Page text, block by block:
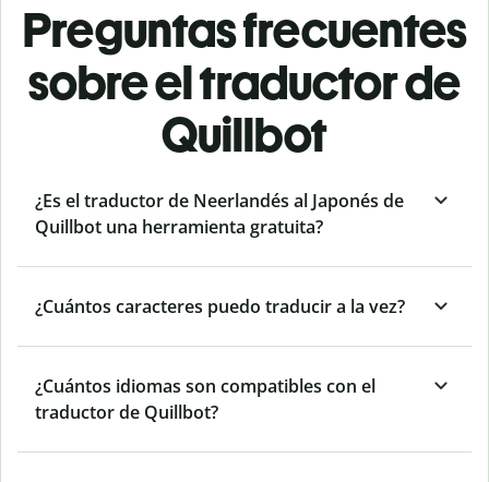
Preguntas frecuentes
sobre el traductor de
Quillbot
¿Es el traductor de Neerlandés al Japonés de
Quillbot una herramienta gratuita?
¿Cuántos caracteres puedo traducir a la vez?
¿Cuántos idiomas son compatibles con el
traductor de Quillbot?